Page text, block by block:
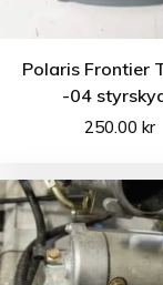
Polaris Frontier
-04
250.00kr